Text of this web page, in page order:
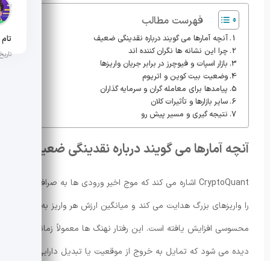
تاریخ
تاریخ
فهرست مطالب
آنچه آمارها می گویند درباره نقدینگی ضعیف
چرا این نشانه ها نگران کننده اند
بازار اسپات و فیوچرز در برابر جریان واریزها
وضعیت بیت کوین و اتریوم
پیامدها برای معامله گران و سرمایه گذاران
سایر بازارها و تأثیرات کلان
نتیجه گیری و مسیر پیش رو
آنچه آمارها می گویند درباره نقدینگی ضعیف
CryptoQuant اشاره می کند که موج اخیر ورودی ها به صرافی ها
را واریزهای بزرگ هدایت می کند و میانگین ارزش هر واریز به طرز
محسوسی افزایش یافته است. این رفتار نهنگ ها معمولاً زمانی
دیده می شود که تمایل به خروج از موقعیت یا تبدیل دارایی به